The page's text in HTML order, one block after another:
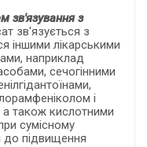
зв'язування з
зв'язується з
іншими лікарськими
наприклад
сечогінними
і
також кислотними
сумісному
до підвищення